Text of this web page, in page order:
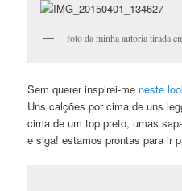
foto da minha autoria tirada
Sem querer inspirei-me neste
Uns calções por cima de uns
cima de um top preto, umas
e siga! estamos prontas para ir